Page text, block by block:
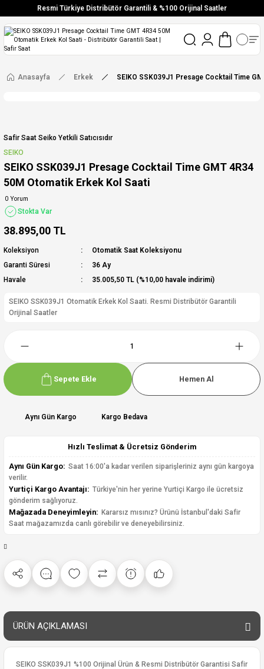
Resmi Türkiye Distribütör Garantili & %100 Orijinal Saatler
Vade Farksız 6 Taksit
Aynı Gün Stoktan Gönderim
Ücretsiz Kargo
Anasayfa Erkek SEIKO SSK039J1 Presage Cocktail Time
Safir Saat Seiko Yetkili Satıcısıdır
SEIKO
SEIKO SSK039J1 Presage Cocktail Time GMT 4R34
50M Otomatik Erkek Kol Saati
0 Yorum
Stokta Var
38.895,00 TL
Koleksiyon
Otomatik Saat Koleksiyonu
Garanti Süresi
36 Ay
Havale
35.005,50 TL (%10,00 havale indirimi)
SEIKO SSK039J1 Otomatik Erkek Kol Saati. Resmi Distribütör Garantili
Orijinal Saatler
Sepete Ekle Hemen Al
Aynı Gün Kargo Kargo Bedava
Hızlı Teslimat & Ücretsiz Gönderim
Aynı Gün Kargo: Saat 16:00'a kadar verilen siparişleriniz aynı gün kargoya
verilir.
Yurtiçi Kargo Avantajı: Türkiye'nin her yerine Yurtiçi Kargo ile ücretsiz
gönderim sağlıyoruz.
Mağazada Deneyimleyin: Kararsız mısınız? Ürünü İstanbul'daki Safir
Saat mağazamızda canlı görebilir ve deneyebilirsiniz.
ÜRÜN AÇIKLAMASI
SEIKO SSK039J1 %100 Orijinal Ürün & Resmi Distribütör Garantisi Safir